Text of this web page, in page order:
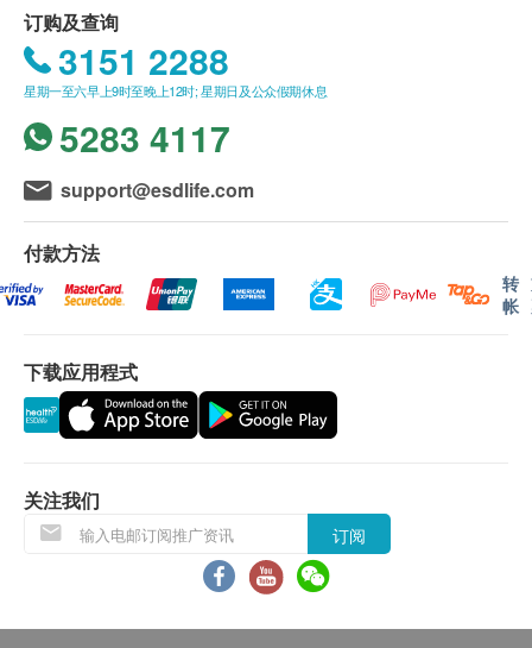
HPU(中等效能)
系列。 HPU滤芯采用了「高密孔道科技」技术，
令微孔分布平均，充分发挥每一个过滤微孔功能，
BTU(高效能) ：只适用于
芯，则加入BioTect「纳米抗菌技术」，以改良产
品性能及功效，令其结构更有秩序，孔径变得更细
小，从而大大提升滤芯的抗菌功能
BTU 2501 NSF 矽
送货地区：
送货服务仅限于香港地区 (不包括离岛、边境禁
区、没有升降机设备之收货地点)。
不接受邮政信箱地址。
送货费用：
订購道爾頓(香港)有限公司 產品满
货。由顺丰速递送货上门 (工商或住宅地址均可，
顺丰站点:
智能柜:请按
订单金额不足 HK$500 顾客需支付运费 HK$50。
造商，是全球值得信赖的品牌。自1826 年以来，我们
一直在更新我们的过滤器设计。我们是英国ISO 认证
的公司，提供独立且定期测试的水过滤器。获得
NSF、WRAS、Lucideon 等机构的认证。
A: 硬度是由水中的碳酸钙或金属盐引起的。喝硬水是
完全安全的，但硬水所含的碳酸钙较少，所以不会像
软水般让肥皂那样自由地起泡。
A: 使用Doulton 滤水器，水中的健康矿物质含量会增
加，从而导致水中的总溶解固体会略有增加。
A: 使用道尔顿滤水器，水中的健康矿物质含量会增
加，从而导致水的PH 值略有增加。
Q: 我怎么知道什么时候更换过滤器？
A: 平均而言，一个四人家庭每天大约使用8 升水来煮
订购及查询
3151 2288
星期一至六早上9时至晚上12时; 星期日及公众假期休息
5283 4117
support@esdlife.com
付款方法
转
帐
下载应用程式
关注我们
订阅